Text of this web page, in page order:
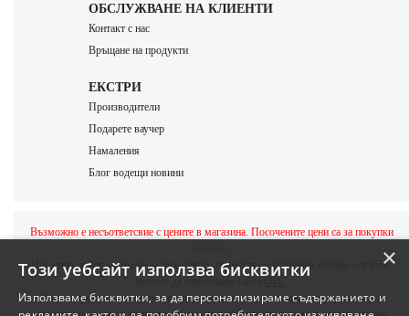
ОБСЛУЖВАНЕ НА КЛИЕНТИ
Контакт с нас
Връщане на продукти
ЕКСТРИ
Производители
Подарете ваучер
Намаления
Блог водещи новини
Възможно е несъответсвие с цените в магазина. Посочените цени са за покупки
При спор, който не може да бъде решен съвместно с избрания онлайн магазин,
Всички продукти в страницата подлежат на актуализация. Информацията в
×
Този уебсайт използва бисквитки
Използваме бисквитки, за да персонализираме съдържанието и